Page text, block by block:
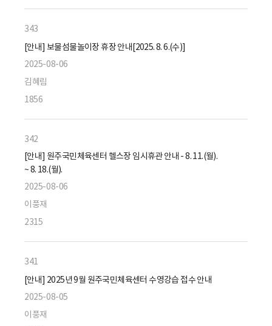
343
[안내] 보물섬물놀이장 휴장 안내[2025. 8. 6.(수)]
2025-08-06
김혜림
1856
342
[안내] 원주국민체육센터 헬스장 임시휴관 안내 - 8. 11.(월).
~ 8. 18.(월).
2025-08-06
이풍재
2315
341
[안내] 2025년 9월 원주국민체육센터 수영강습 접수 안내
2025-08-05
이풍재